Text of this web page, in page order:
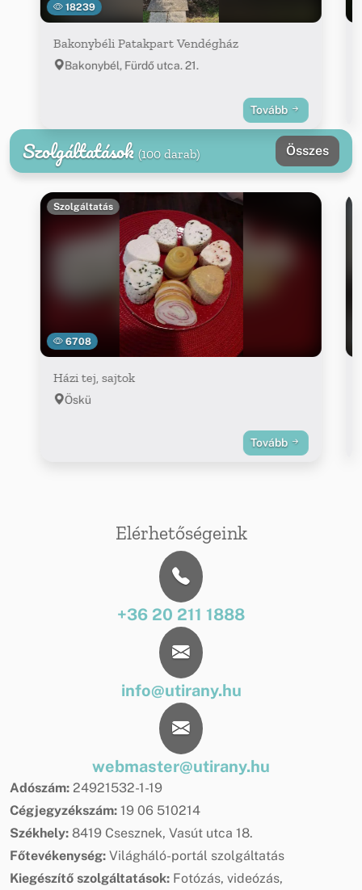
18239
Bakonybéli Patakpart Vendégház
Bakonybél, Fürdő utca. 21.
Tovább
Szolgáltatások (100 darab) Összes
6708
Szolgáltatás
Házi tej, sajtok
Öskü
Tovább
Elérhetőségeink
+36 20 211 1888
info@utirany.hu
webmaster@utirany.hu
Adószám: 24921532-1-19
Cégjegyzékszám: 19 06 510214
Székhely: 8419 Csesznek, Vasút utca 18.
Főtevékenység: Világháló-portál szolgáltatás
Kiegészítő szolgáltatások: Fotózás, videózás,